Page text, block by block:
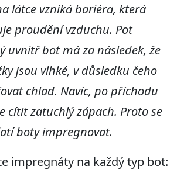
látce vzniká bariéra, která
proudění vzduchu. Pot
uvnitř bot má za následek, že
jsou vlhké, v důsledku čeho
chlad. Navíc, po příchodu
cítit zatuchlý zápach. Proto se
boty impregnovat.
impregnáty na každý typ bot: